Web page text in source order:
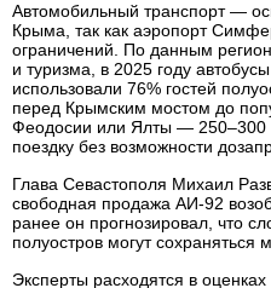
Автомобильный транспорт —
Крыма, так как аэропорт
ограничений. По данным
и туризма, в 2025 году
использовали 76% гостей
перед Крымским мостом до
Феодосии или Ялты — 250–300
поездку без возможности
Глава Севастополя Михаил
свободная продажа АИ‑92
ранее он прогнозировал, что
полуостров могут сохраняться
Эксперты расходятся в